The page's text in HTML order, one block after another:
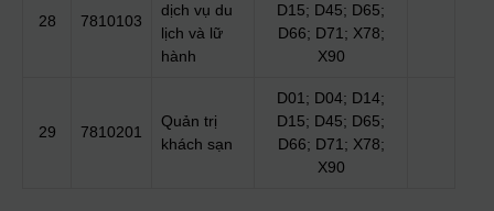
28 7810103
dịch vụ du
lịch và lữ
hành
D15; D45; D65;
D66; D71; X78;
X90
29 7810201
Quản trị
khách sạn
D01; D04; D14;
D15; D45; D65;
D66; D71; X78;
X90